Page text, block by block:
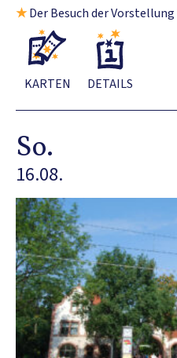
★Der Besuch der
KARTEN DETAILS
So.
16.08.